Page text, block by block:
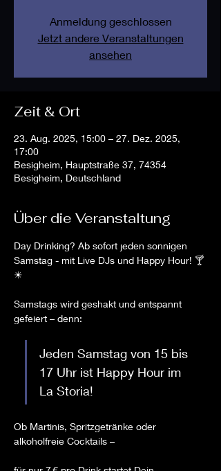
Anmeldung geschlossen
Jetzt andere Veranstaltungen
ansehen
Zeit & Ort
23. Aug. 2025, 15:00 – 27. Dez. 2025,
17:00
Besigheim, Hauptstraße 37, 74354
Besigheim, Deutschland
Über die Veranstaltung
Day Drinking? Ab sofort jeden sonnigen
Samstag - mit Live DJs und Happy Hour! 🍸
☀
Samstags wird geshakt und entspannt
gefeiert – denn:
Jeden Samstag von 15 bis
17 Uhr ist Happy Hour im
La Storia!
Ob Martinis, Spritzgetränke oder
alkoholfreie Cocktails –